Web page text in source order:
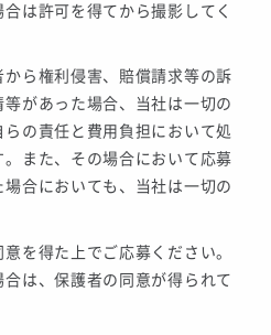
は許可を得てから撮影してく
ら権利侵害、賠償請求等の訴
があった場合、当社は一切の
の責任と費用負担において処
また、その場合において応募
合においても、当社は一切の
を得た上でご応募ください。
は、保護者の同意が得られて